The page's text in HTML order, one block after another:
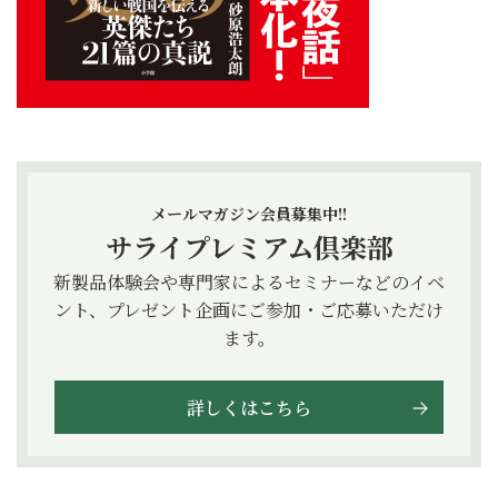
メールマガジン会員募集中!!
サライプレミアム倶楽部
新製品体験会や専門家によるセミナーなどのイベ
ント、プレゼント企画にご参加・ご応募いただけ
ます。
詳しくはこちら